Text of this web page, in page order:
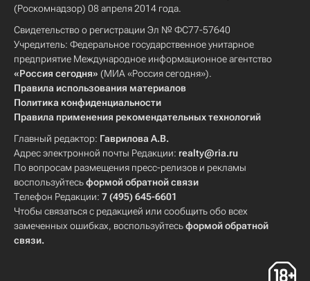
(Роскомнадзор) 08 апреля 2014 года.
Свидетельство о регистрации Эл № ФС77-57640
Учредитель: Федеральное государственное унитарное
предприятие Международное информационное агентство
«Россия сегодня» (МИА «Россия сегодня»).
Правила использования материалов
Политика конфиденциальности
Правила применения рекомендательных технологий
Главный редактор: Гаврилова А.В.
Адрес электронной почты Редакции: realty@ria.ru
По вопросам размещения пресс-релизов и рекламы
воспользуйтесьформой обратной связи
Телефон Редакции: 7 (495) 645-6601
Чтобы связаться с редакцией или сообщить обо всех
замеченных ошибках, воспользуйтесьформой обратной
связи.